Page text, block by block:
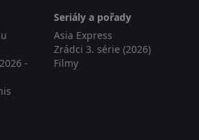
-
Seriály a pořady
Asia Express
Zrádci 3. série (2026)
Filmy